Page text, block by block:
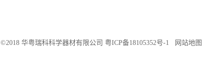
华粤瑞科科学器材有限公司 粤ICP备18105352号-1 网站地图